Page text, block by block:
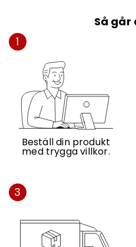
Så går
1
Beställ din produkt
med trygga villkor.
3